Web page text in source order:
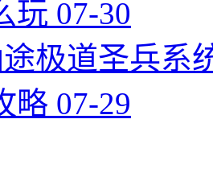
玩 07-30
极道圣兵系
略 07-29